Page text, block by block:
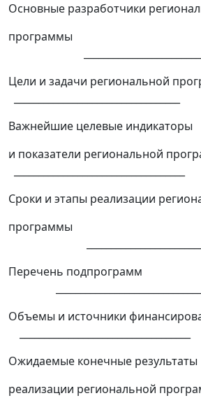
Основные разработчики
программы
Цели и задачи региональной
Важнейшие целевые индикаторы
и показатели региональной
Сроки и этапы реализации
программы
Перечень подпрограмм
Объемы и источники
Ожидаемые конечные результаты
реализации региональной